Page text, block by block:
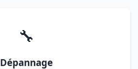
🔧
Dépannage